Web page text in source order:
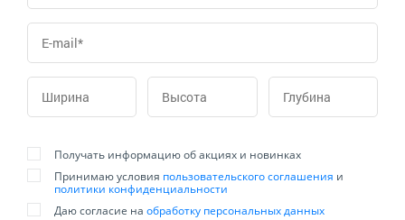
Получать информацию об акциях и новинках
Принимаю условия пользовательского соглашения и
политики конфиденциальности
Даю согласие на обработку персональных данных